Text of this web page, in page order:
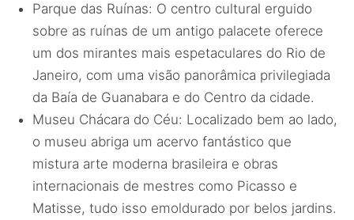
Parque das Ruínas: O centro cultural erguido
sobre as ruínas de um antigo palacete oferece
um dos mirantes mais espetaculares do Rio de
Janeiro, com uma visão panorâmica privilegiada
da Baía de Guanabara e do Centro da cidade.
Museu Chácara do Céu: Localizado bem ao lado,
o museu abriga um acervo fantástico que
mistura arte moderna brasileira e obras
internacionais de mestres como Picasso e
Matisse, tudo isso emoldurado por belos jardins.